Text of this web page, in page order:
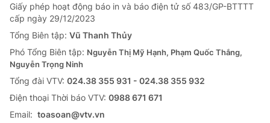
Giấy phép hoạt động báo in và báo điện tử số 483/GP-BTTTT
cấp ngày 29/12/2023
Tổng Biên tập: Vũ Thanh Thủy
Phó Tổng Biên tập: Nguyễn Thị Mỹ Hạnh, Phạm Quốc Thắng,
Nguyễn Trọng Ninh
Tổng đài VTV: 024.38 355 931 - 024.38 355 932
Ðiện thoại Thời báo VTV: 0988 671 671
Email: toasoan@vtv.vn